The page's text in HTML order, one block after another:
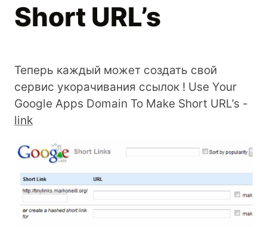
Short URL’s
Теперь каждый может создать свой
сервис укорачивания ссылок ! Use Your
Google Apps Domain To Make Short URL’s -
link